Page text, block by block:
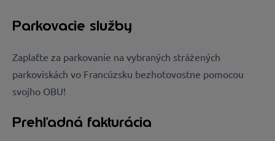
Parkovacie služby
Zaplaťte za parkovanie na vybraných strážených
parkoviskách vo Francúzsku bezhotovostne pomocou
svojho OBU!
Prehľadná fakturácia